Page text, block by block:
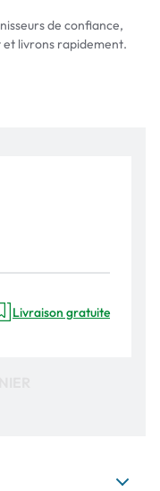
de confiance,
livrons rapidement.
Livraison gratuite